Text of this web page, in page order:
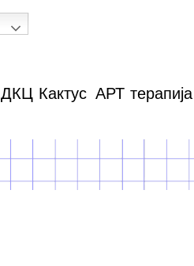
ДКЦ Кактус АРТ терапија